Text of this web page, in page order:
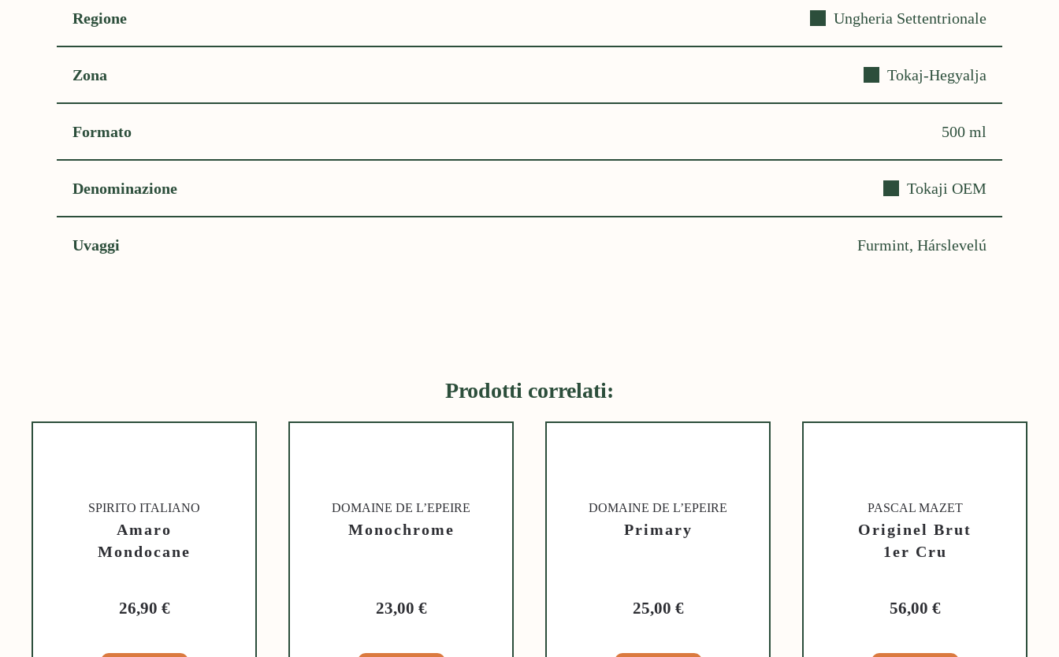
Regione Ungheria Settentrionale
Zona Tokaj-Hegyalja
Formato 500 ml
Denominazione Tokaji OEM
Uvaggi Furmint, Hárslevelú
Prodotti correlati:
SPIRITO ITALIANO
Amaro
Mondocane
26,90 €
DOMAINE DE L’EPEIRE
Monochrome
23,00 €
DOMAINE DE L’EPEIRE
Primary
25,00 €
PASCAL MAZET
Originel Brut
1er Cru
56,00 €